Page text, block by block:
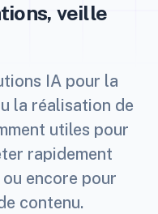
veille
IA pour la
la réalisation de
utiles pour
rapidement
encore pour
contenu.